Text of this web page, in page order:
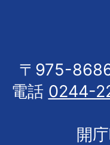
〒975-
電話 0244-
開